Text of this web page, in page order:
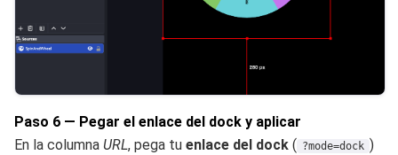
Paso 6 — Pegar el enlace del dock y aplicar
En la columna URL, pega tu enlace del dock ( ?mode=dock )